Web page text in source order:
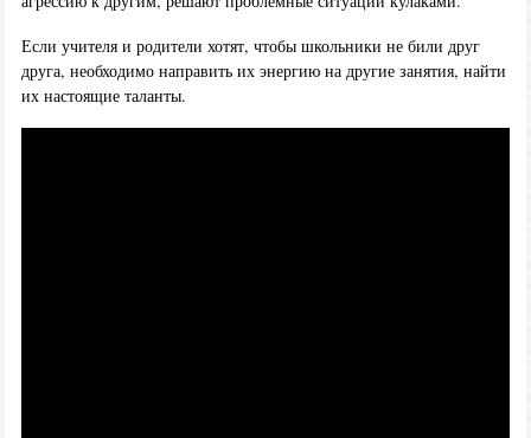
Если учителя и родители хотят, чтобы школьники не били друг
друга, необходимо направить их энергию на другие занятия, найти
их настоящие таланты.